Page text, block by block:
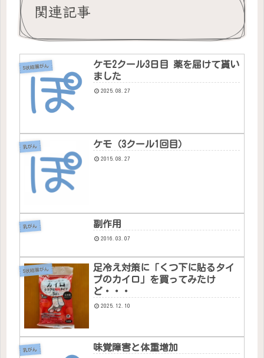
関連記事
S状結腸がん
ケモ2クール3日目 薬を届けて貰い
ました
2025.08.27
乳がん ケモ（3クール1回目）
2015.08.27
乳がん 副作用
2016.03.07
S状結腸がん
足冷え対策に「くつ下に貼るタイ
プのカイロ」を買ってみたけ
ど・・・
2025.12.10
乳がん 味覚障害と体重増加